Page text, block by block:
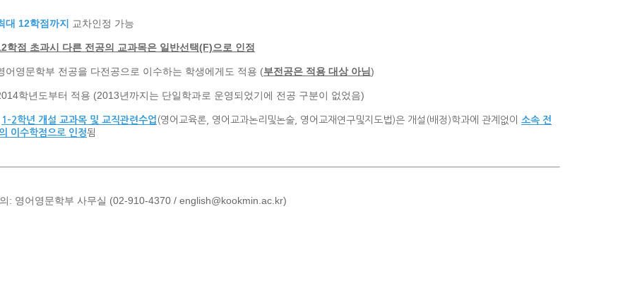
대 12학점까지 교차인정 가능
학점 초과시 다른 전공의 교과목은 일반선택(F)으로 인정
어영문학부 전공을 다전공으로 이수하는 학생에게도 적용 (부전공은 적용 대상 아님)
학년도부터 적용 (2013년까지는 단일학과로 운영되었기에 전공 구분이 없었음)
1-2학년 개설 교과목 및 교직관련수업 (영어교육론, 영어교과논리및논술, 영어교재연구및지도법)은 개설(배정)학과에 관계없이 소속 전
이수학점으로 인정됨
: 영어영문학부 사무실 (02-910-4370 / english@kookmin.ac.kr)